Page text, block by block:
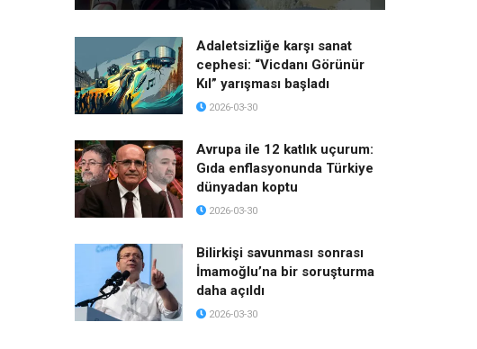
Adaletsizliğe karşı sanat
cephesi: “Vicdanı Görünür
Kıl” yarışması başladı
2026-03-30
Avrupa ile 12 katlık uçurum:
Gıda enflasyonunda Türkiye
dünyadan koptu
2026-03-30
Bilirkişi savunması sonrası
İmamoğlu’na bir soruşturma
daha açıldı
2026-03-30